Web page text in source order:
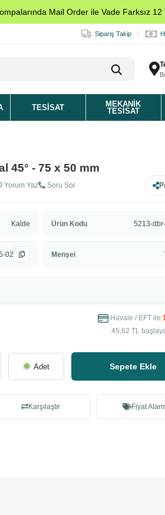
Mail Order ile Vade Farksız 12
Sipariş Takip
TESISAT
MEKANIK
TESISAT
45° - 75 x 50 mm
Yorum Yaz Soru Sor
Kalde Ürün Kodu 5213-
02 Menşei
Havale / EFT ile
45,62 TL
Adet Sepete Ekle
Karşılaştır Fiyat